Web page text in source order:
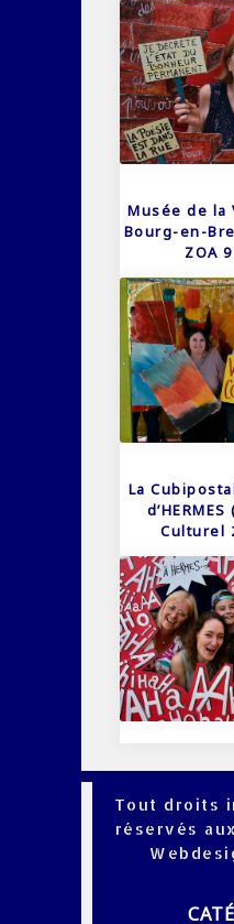
Musée de la
Bourg-en-
ZOA
La
Culturel
Tout droits
réservés